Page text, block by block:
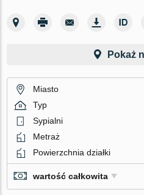
Pokaż
Miasto
Typ
Sypialni
Metraż
Powierzchnia działki
wartość całkowita